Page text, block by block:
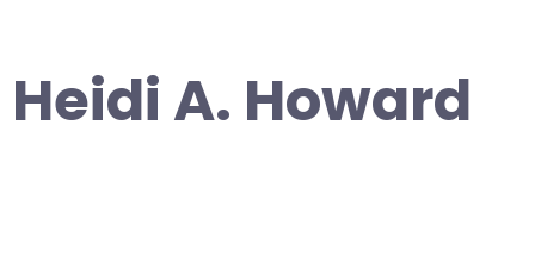
Heidi A. Howard